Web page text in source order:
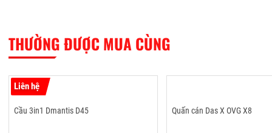
THƯỜNG ĐƯỢC MUA CÙNG
Liên hệ
Cầu 3in1 Dmantis D45 Quấn cán Das X OVG X8